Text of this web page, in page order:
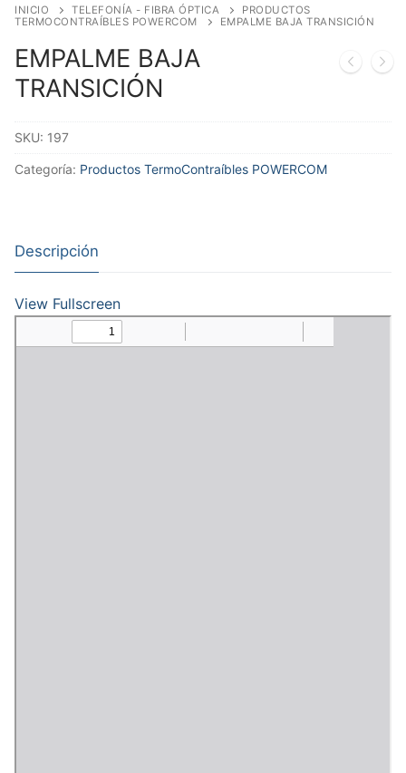
INICIO TELEFONÍA - FIBRA ÓPTICA
PRODUCTOS
TERMOCONTRAÍBLES POWERCOM
EMPALME BAJA TRANSICIÓN
EMPALME BAJA
TRANSICIÓN
SKU: 197
Categoría: Productos TermoContraíbles POWERCOM
Descripción
View Fullscreen